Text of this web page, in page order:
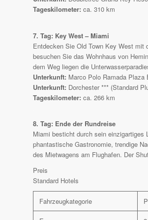
Tageskilometer: ca. 310 km
7. Tag: Key West – Miami
Entdecken Sie Old Town Key West mit
besuchen Sie das Wohnhaus von
dem Weg liegen die
Unterkunft: Marco Polo Ramada Plaza
Unterkunft: Dorchester *** (Standard
Tageskilometer: ca. 266 km
8. Tag: Ende der Rundreise
Miami besticht durch sein einzigartiges
phantastische Gastronomie, trendige
des Mietwagens am Flughafen. Der
Preis
Standard Hotels
Fahrzeugkategorie